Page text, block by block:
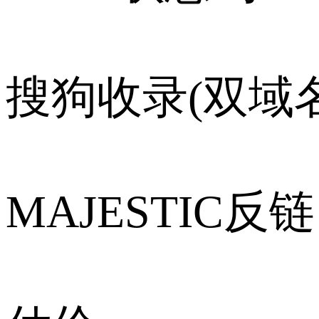
搜狗收录(双域
MAJESTIC反链